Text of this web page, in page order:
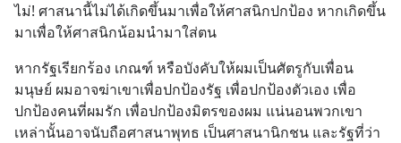
ไม่! ศาสนานี้ไม่ได้เกิดขึ้นมาเพื่อให้ศาสนิกปกป้อง หากเกิดขึ้น
มาเพื่อให้ศาสนิกน้อมนำมาใส่ตน
หากรัฐเรียกร้อง เกณฑ์ หรือบังคับให้ผมเป็นศัตรูกับเพื่อน
มนุษย์ ผมอาจฆ่าเขาเพื่อปกป้องรัฐ เพื่อปกป้องตัวเอง เพื่อ
ปกป้องคนที่ผมรัก เพื่อปกป้องมิตรของผม แน่นอนพวกเขา
เหล่านั้นอาจนับถือศาสนาพุทธ เป็นศาสนานิกชน และรัฐที่ว่า